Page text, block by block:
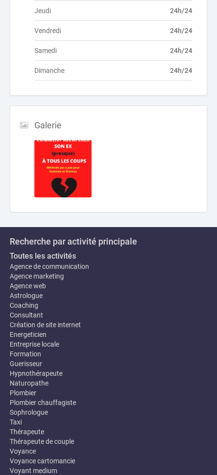
Jeudi 24h/24
Vendredi 24h/24
Samedi 24h/24
Dimanche 24h/24
Galerie
Recherche par activité principale
Toutes les activités
Agence de communication
Agence marketing
Agence web
Astrologue
Coaching
Consultant
Création de site internet
Energeticien
Entreprise locale
Formation
Guerisseur
Hypnothérapeute
Naturopathe
Plombier
Plombier chauffagiste
Sophrologue
Taxi
Thérapeute
Thérapeute de couple
Voyance
Voyance cartomancie
Voyant medium